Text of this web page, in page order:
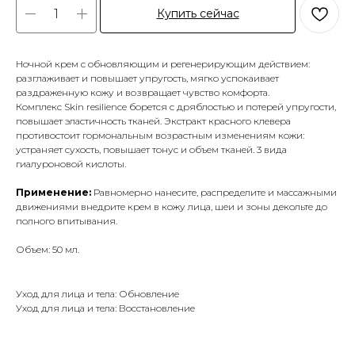
Купить сейчас
Ночной крем с обновляющим и регенерирующим действием:
разглаживает и повышает упругость, мягко успокаивает
раздраженную кожу и возвращает чувство комфорта.
Комплекс Skin resilience борется с дряблостью и потерей упругости,
повышает эластичность тканей. Экстракт красного клевера
противостоит гормональным возрастным изменениям кожи:
устраняет сухость, повышает тонус и объем тканей. 3 вида
гиалуроновой кислоты.
Применение: Равномерно нанесите, распределите и массажными
движениями внедрите крем в кожу лица, шеи и зоны декольте до
полного впитывания.
Объем: 50 мл.
Уход для лица и тела: Обновление
Уход для лица и тела: Восстановление